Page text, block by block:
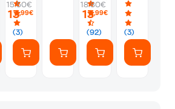
(3)
15.50€
13,99€
(92)
18.80€
13,99€
Φακελάκι
(7
(3)